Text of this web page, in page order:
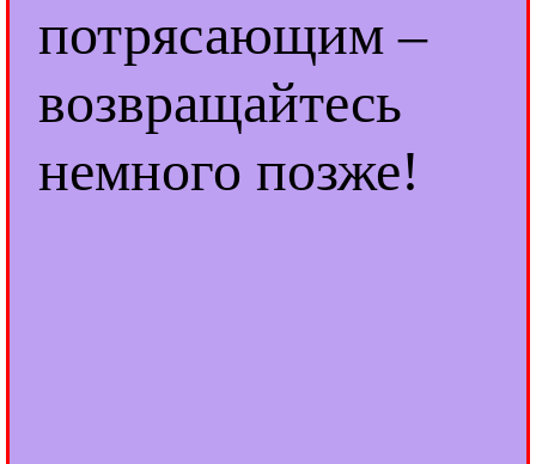
потрясающим –
возвращайтесь
немного позже!